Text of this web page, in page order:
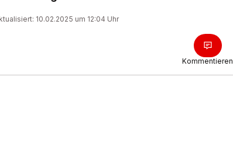
10.02.2025 um 12:04 Uhr
Kommentieren